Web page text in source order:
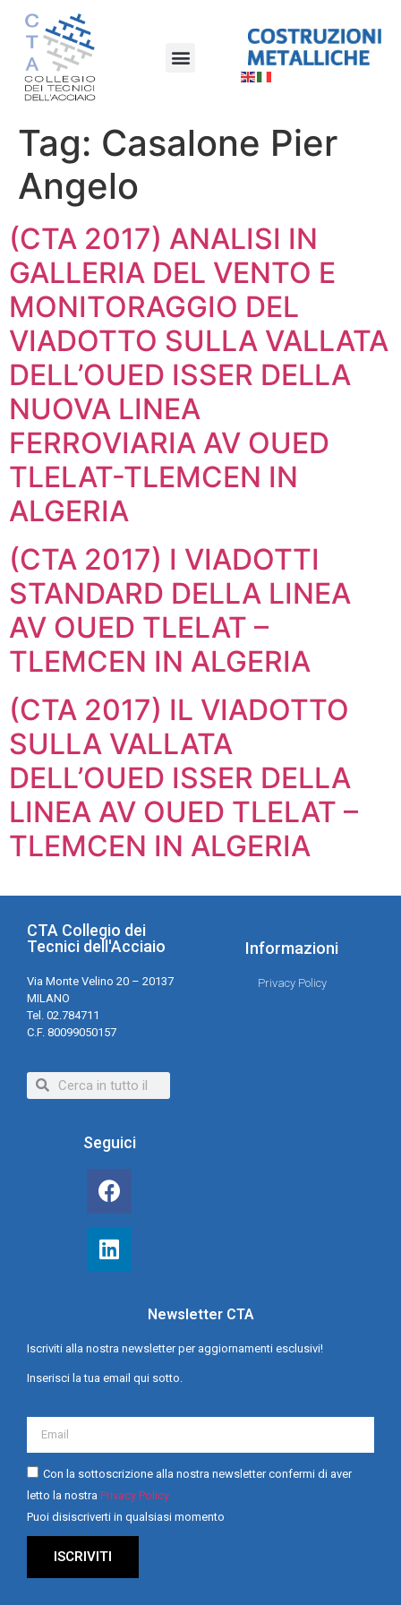
Tag: Casalone Pier
Angelo
(CTA 2017) ANALISI IN
GALLERIA DEL VENTO E
MONITORAGGIO DEL
VIADOTTO SULLA VALLATA
DELL’OUED ISSER DELLA
NUOVA LINEA
FERROVIARIA AV OUED
TLELAT-TLEMCEN IN
ALGERIA
(CTA 2017) I VIADOTTI
STANDARD DELLA LINEA
AV OUED TLELAT –
TLEMCEN IN ALGERIA
(CTA 2017) IL VIADOTTO
SULLA VALLATA
DELL’OUED ISSER DELLA
LINEA AV OUED TLELAT –
TLEMCEN IN ALGERIA
CTA Collegio dei
Tecnici dell'Acciaio
Via Monte Velino 20 – 20137
MILANO
Tel. 02.784711
C.F. 80099050157
Informazioni
Privacy Policy
Seguici
Newsletter CTA
Iscriviti alla nostra newsletter per aggiornamenti esclusivi!
Inserisci la tua email qui sotto.
Con la sottoscrizione alla nostra newsletter confermi di aver
letto la nostra Privacy Policy
Puoi disiscriverti in qualsiasi momento
ISCRIVITI